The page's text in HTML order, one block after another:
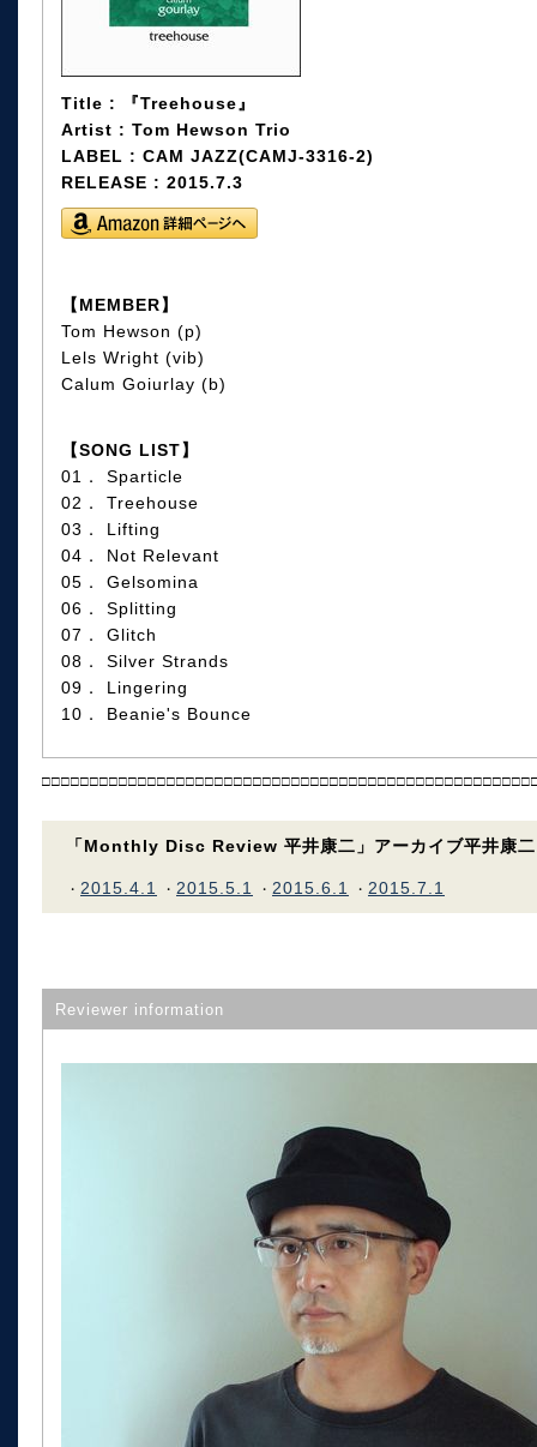
Title : 『Treehouse』
Artist : Tom Hewson Trio
LABEL : CAM JAZZ(CAMJ-3316-2)
RELEASE : 2015.7.3
【MEMBER】
Tom Hewson (p)
Lels Wright (vib)
Calum Goiurlay (b)
【SONG LIST】
01． Sparticle
02． Treehouse
03． Lifting
04． Not Relevant
05． Gelsomina
06． Splitting
07． Glitch
08． Silver Strands
09． Lingering
10． Beanie's Bounce
「Monthly Disc Review 平井康二」アーカイブ平井康二
・ 2015.4.1 ・ 2015.5.1 ・ 2015.6.1 ・ 2015.7.1
Reviewer information